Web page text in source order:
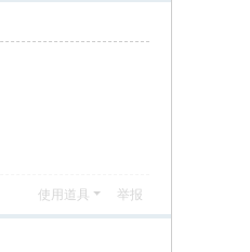
使用道具 举报